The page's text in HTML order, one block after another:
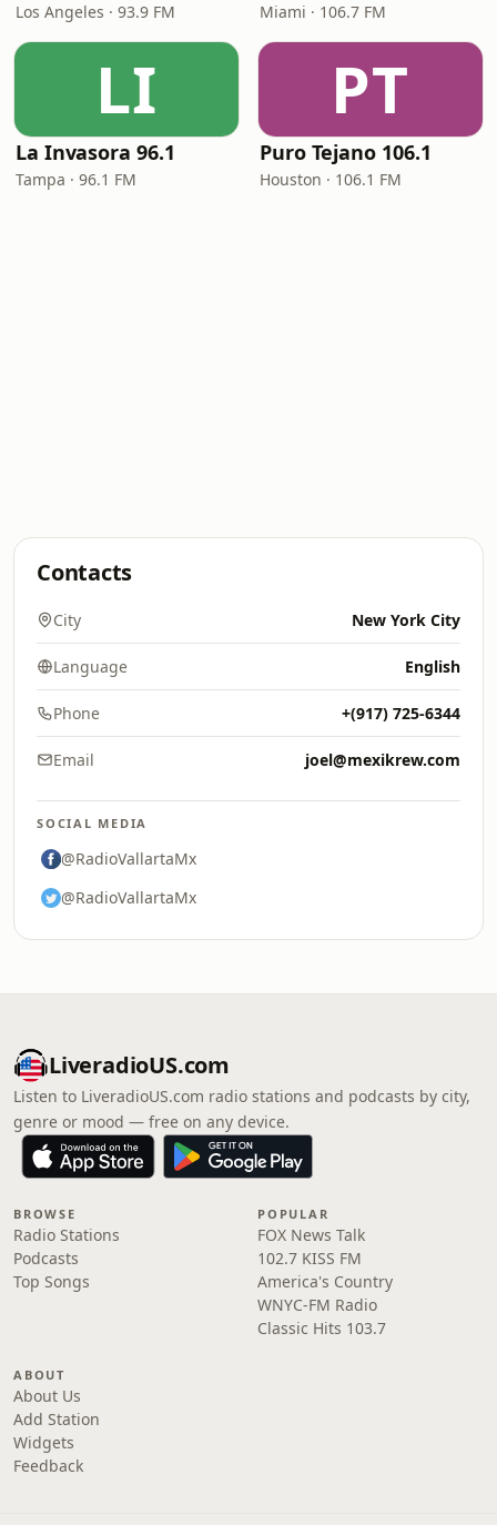
Los Angeles · 93.9 FM Miami · 106.7 FM
LI
La Invasora 96.1
Tampa · 96.1 FM
PT
Puro Tejano 106.1
Houston · 106.1 FM
Contacts
City New York City
Language English
Phone +(917) 725-6344
Email joel@mexikrew.com
SOCIAL MEDIA
@RadioVallartaMx
@RadioVallartaMx
LiveradioUS.com
Listen to LiveradioUS.com radio stations and podcasts by city,
genre or mood — free on any device.
BROWSE
Radio Stations
Podcasts
Top Songs
POPULAR
FOX News Talk
102.7 KISS FM
America's Country
WNYC-FM Radio
Classic Hits 103.7
ABOUT
About Us
Add Station
Widgets
Feedback